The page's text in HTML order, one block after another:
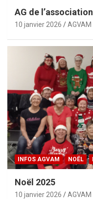
AG de
10 janvier 2026 AGVAM
INFOS AGVAM NOËL
Noël 2025
10 janvier 2026 AGVAM